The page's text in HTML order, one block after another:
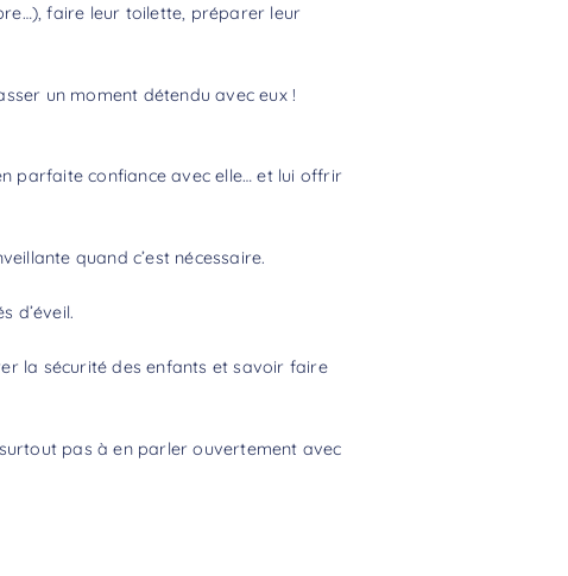
faire leur toilette, préparer leur
un moment détendu avec eux !
parfaite confiance avec elle… et lui offrir
quand c’est nécessaire.
d’éveil.
la sécurité des enfants et savoir faire
pas à en parler ouvertement avec